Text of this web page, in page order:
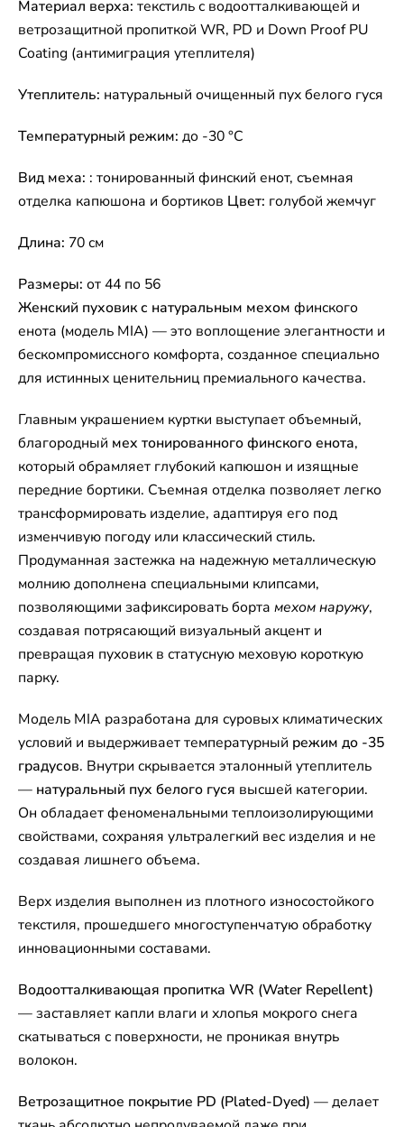
Материал верха: текстиль с водоотталкивающей и
ветрозащитной пропиткой WR, PD и Down Proof PU
Coating (антимиграция утеплителя)
Утеплитель: натуральный очищенный пух белого гуся
Температурный режим: до -30 °C
Вид меха: : тонированный финский енот, съемная
отделка капюшона и бортиков Цвет: голубой жемчуг
Длина: 70 см
Размеры: от 44 по 56
Женский пуховик с натуральным мехом финского
енота (модель MIA) — это воплощение элегантности и
бескомпромиссного комфорта, созданное специально
для истинных ценительниц премиального качества.
Главным украшением куртки выступает объемный,
благородный мех тонированного финского енота,
который обрамляет глубокий капюшон и изящные
передние бортики. Съемная отделка позволяет легко
трансформировать изделие, адаптируя его под
изменчивую погоду или классический стиль.
Продуманная застежка на надежную металлическую
молнию дополнена специальными клипсами,
позволяющими зафиксировать борта мехом наружу,
создавая потрясающий визуальный акцент и
превращая пуховик в статусную меховую короткую
парку.
Модель MIA разработана для суровых климатических
условий и выдерживает температурный режим до -35
градусов. Внутри скрывается эталонный утеплитель
— натуральный пух белого гуся высшей категории.
Он обладает феноменальными теплоизолирующими
свойствами, сохраняя ультралегкий вес изделия и не
создавая лишнего объема.
Верх изделия выполнен из плотного износостойкого
текстиля, прошедшего многоступенчатую обработку
инновационными составами.
Водоотталкивающая пропитка WR (Water Repellent)
— заставляет капли влаги и хлопья мокрого снега
скатываться с поверхности, не проникая внутрь
волокон.
Ветрозащитное покрытие PD (Plated-Dyed) — делает